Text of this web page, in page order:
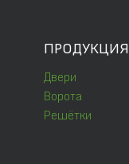
ПРОДУКЦИЯ
Двери
Ворота
Решётки